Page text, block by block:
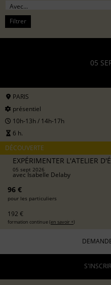
Filtrer
05
PARIS
présentiel
10h-13h / 14h-17h
6 h.
DÉCOUVERTE
EXPÉRIMENTER L'ATELIER
05 sept 2026
avecIsabelle Delaby
96 €
pour les particuliers
192 €
formation continue (en savoir +)